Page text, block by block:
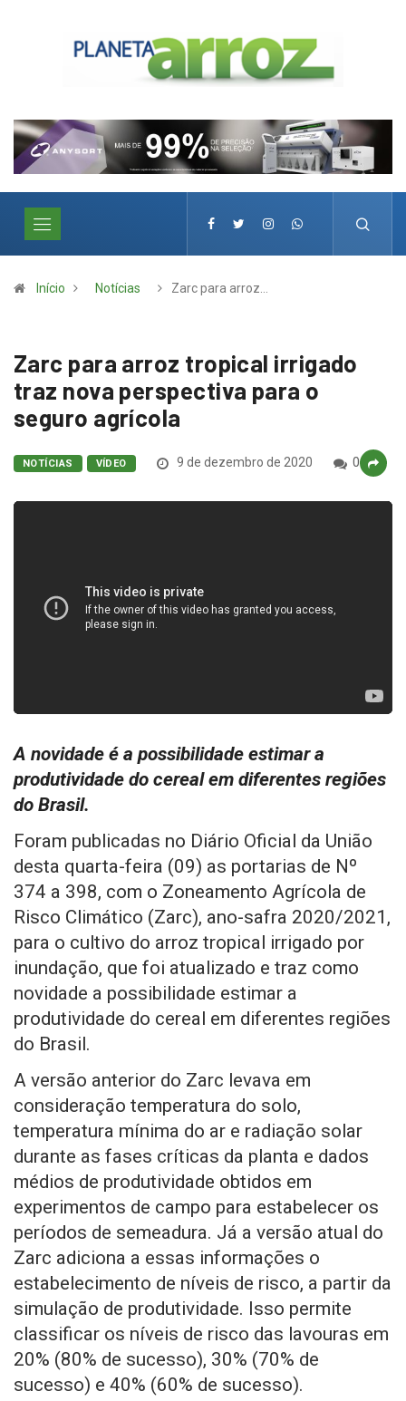
Início Notícias Zarc para arroz…
Zarc para arroz tropical irrigado
traz nova perspectiva para o
seguro agrícola
NOTÍCIAS VÍDEO 9 de dezembro de 2020 0
A novidade é a possibilidade estimar a
produtividade do cereal em diferentes regiões
do Brasil.
Foram publicadas no Diário Oficial da União
desta quarta-feira (09) as portarias de Nº
374 a 398, com o Zoneamento Agrícola de
Risco Climático (Zarc), ano-safra 2020/2021,
para o cultivo do arroz tropical irrigado por
inundação, que foi atualizado e traz como
novidade a possibilidade estimar a
produtividade do cereal em diferentes regiões
do Brasil.
A versão anterior do Zarc levava em
consideração temperatura do solo,
temperatura mínima do ar e radiação solar
durante as fases críticas da planta e dados
médios de produtividade obtidos em
experimentos de campo para estabelecer os
períodos de semeadura. Já a versão atual do
Zarc adiciona a essas informações o
estabelecimento de níveis de risco, a partir da
simulação de produtividade. Isso permite
classificar os níveis de risco das lavouras em
20% (80% de sucesso), 30% (70% de
sucesso) e 40% (60% de sucesso).